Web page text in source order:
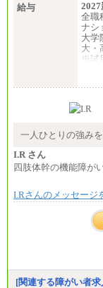
給与
2027
全職
ナシ
大学
大・
※試
大学
※試
月給
一人ひとりの強み
I.R さん
四肢体幹の機能障が
I.Rさんのメッセージ
[関連する障がい者